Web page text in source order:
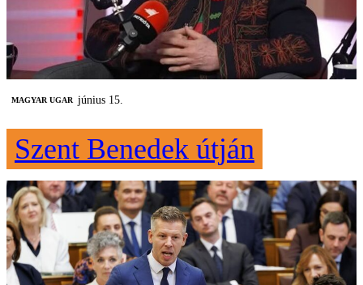
MAGYAR UGAR június 15.
Szent Benedek útján